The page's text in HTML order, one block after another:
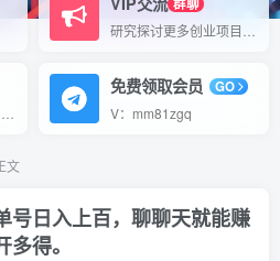
免费领取会员
GO
V：mm81zgq
文
号日入上百，聊聊天就能赚
得。